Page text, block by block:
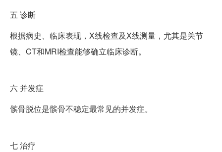
五 诊断
根据病史、临床表现，X线检查及X线测量，尤其是关节
镜、CT和MRI检查能够确立临床诊断。
六并发症
髌骨脱位是髌骨不稳定最常见的并发症。
七治疗